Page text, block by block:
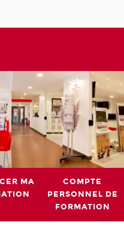
MA
COMPTE
PERSONNEL DE
FORMATION